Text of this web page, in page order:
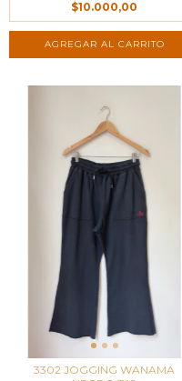
$10.000,00
3302 JOGGING WANAMA